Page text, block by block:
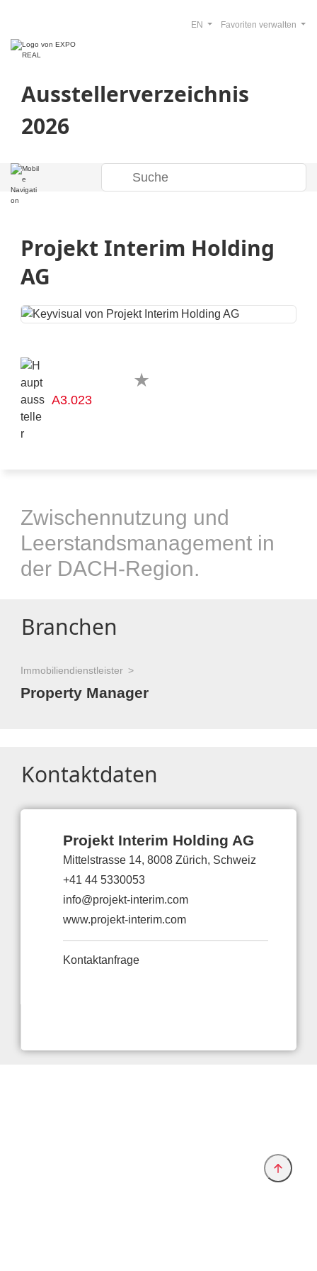
Ausstellerverzeichnis
2026
Favoriten verwalten
EN
Projekt Interim Holding
AG
A3.023
Zwischennutzung und
Leerstandsmanagement in
der DACH-Region.
Branchen
Immobiliendienstleister
Property Manager
Kontaktdaten
Projekt Interim Holding AG
Mittelstrasse 14, 8008 Zürich, Schweiz
+41 44 5330053
info@projekt-interim.com
www.projekt-interim.com
Kontaktanfrage